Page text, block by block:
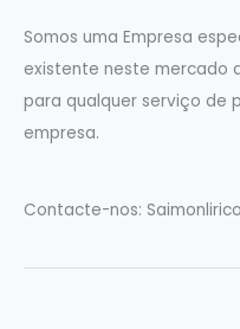
e
g
o
r
Somos uma Empresa
existente neste mercado
para qualquer serviço de
empresa.
Contacte-nos: